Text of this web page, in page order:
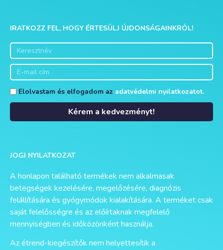
IRATKOZZ FEL, HOGY ÉRTESÜLJ ÚJDONSÁGAINKRÓL!
Elolvastam és elfogadom az adatvédelmi nyilatkozatot.
Kérem a kedvezményt!
JOGI NYILATKOZAT
A honlapon található termékek nem alkalmasak
betegségek kezelésére, megelőzésére, diagnózis
felállítására és gyógymódok kialakítására. A terméket csak
saját felelősségre és az előírtaknak megfelelő
mennyiségben és időközönként használja.
Az étrend-kiegészítők nem helyettesítik a